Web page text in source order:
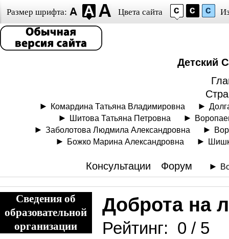
Размер шрифта: Цвета сайта
Детский
Комардина Татьяна Владимировна
Шитова Татьяна Петровна
Заболотова Людмила Александровна
Божко Марина Александровна
Консультации Форум
Сведения об
образовательной
организации
Доброта на
Рейтинг: 0 / 5